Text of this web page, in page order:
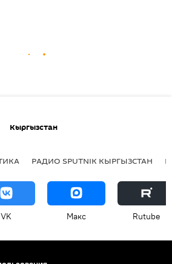
Кыргызстан
РАДИО SPUTNIK КЫРГЫЗСТАН
VK Макс Rutube